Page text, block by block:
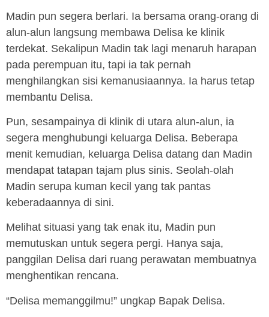
Madin pun segera berlari. Ia bersama orang-orang di
alun-alun langsung membawa Delisa ke klinik
terdekat. Sekalipun Madin tak lagi menaruh harapan
pada perempuan itu, tapi ia tak pernah
menghilangkan sisi kemanusiaannya. Ia harus tetap
membantu Delisa.
Pun, sesampainya di klinik di utara alun-alun, ia
segera menghubungi keluarga Delisa. Beberapa
menit kemudian, keluarga Delisa datang dan Madin
mendapat tatapan tajam plus sinis. Seolah-olah
Madin serupa kuman kecil yang tak pantas
keberadaannya di sini.
Melihat situasi yang tak enak itu, Madin pun
memutuskan untuk segera pergi. Hanya saja,
panggilan Delisa dari ruang perawatan membuatnya
menghentikan rencana.
“Delisa memanggilmu!” ungkap Bapak Delisa.